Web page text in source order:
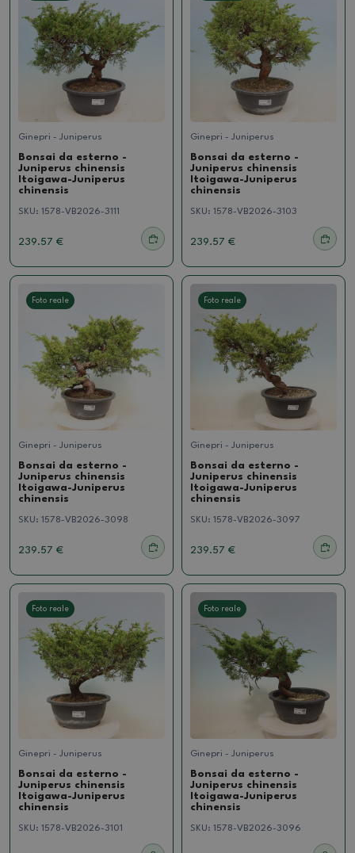
Ginepri - Juniperus
Bonsai da esterno -
Juniperus chinensis
Itoigawa-Juniperus
chinensis
SKU: 1578-VB2026-3111
239.57 €
Ginepri - Juniperus
Bonsai da esterno -
Juniperus chinensis
Itoigawa-Juniperus
chinensis
SKU: 1578-VB2026-3103
239.57 €
Foto reale
Ginepri - Juniperus
Bonsai da esterno -
Juniperus chinensis
Itoigawa-Juniperus
chinensis
SKU: 1578-VB2026-3098
239.57 €
Foto reale
Ginepri - Juniperus
Bonsai da esterno -
Juniperus chinensis
Itoigawa-Juniperus
chinensis
SKU: 1578-VB2026-3097
239.57 €
Foto reale
Ginepri - Juniperus
Bonsai da esterno -
Juniperus chinensis
Itoigawa-Juniperus
chinensis
SKU: 1578-VB2026-3101
Foto reale
Ginepri - Juniperus
Bonsai da esterno -
Juniperus chinensis
Itoigawa-Juniperus
chinensis
SKU: 1578-VB2026-3096